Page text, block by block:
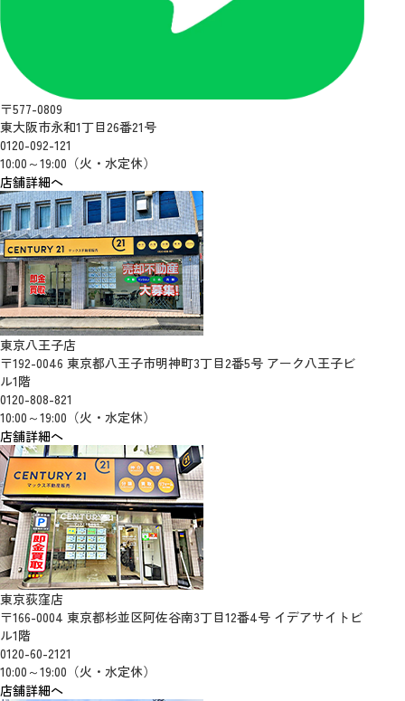
〒577-0809
東大阪市永和1丁目26番21号
0120-092-121
10:00～19:00（火・水定休）
店舗詳細へ
東京八王子店
〒192-0046 東京都八王子市明神町3丁目2番5号 アーク八王子ビ
ル1階
0120-808-821
10:00～19:00（火・水定休）
店舗詳細へ
東京荻窪店
〒166-0004 東京都杉並区阿佐谷南3丁目12番4号 イデアサイトビ
ル1階
0120-60-2121
10:00～19:00（火・水定休）
店舗詳細へ